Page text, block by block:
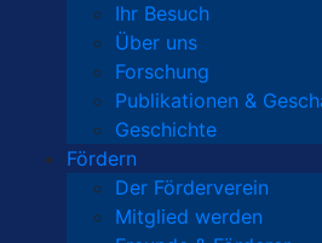
Ihr Besuch
Über uns
Forschung
Publikationen &
Geschichte
Fördern
Der Förderverein
Mitglied werden